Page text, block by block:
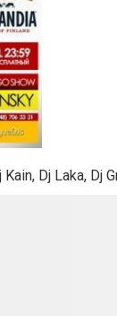
Dj Laka, Dj